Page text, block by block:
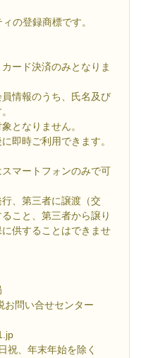
の登録商標です。
ード決済のみとなりま
情報のうち、氏名及び
となりません。
即時ご利用できます。
マートフォンのみで可
、第三者に譲渡（交
こと、第三者から譲り
供することはできませ
お問い合せセンター
、年末年始を除く